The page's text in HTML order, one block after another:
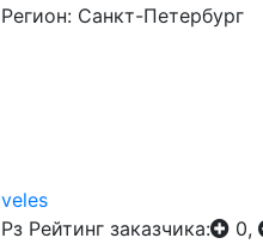
Регион: Санкт-Петербург
veles
Рз Рейтинг заказчика: 0,